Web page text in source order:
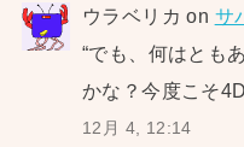
ウラベリカ on サ
“でも、何はとも
かな？今度こそ
12月 4, 12:14